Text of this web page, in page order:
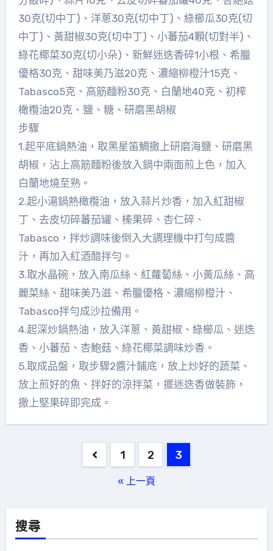
30克(切中丁)、洋蔥30克(切中丁)、綠櫛瓜30克(切
中丁)、黃甜椒30克(切中丁)、小蕃茄4顆(切對半)、
綠花椰菜30克(切小朵)、新鮮迷迭香碎1小根、希臘
優格30克、甜味美乃滋20克、濃縮柳橙汁15克、
Tabasco5克、高筋麵粉30克、白蘭地40克、初榨
橄欖油20克、鹽、糖、研磨黑胡椒
步驟
1.起平底鍋熱油，取黑星笛鯛撒上研磨海鹽、研磨黑
胡椒，沾上高筋麵粉後放入鍋中兩面煎上色，加入
白蘭地燒至熟。
2.起小湯鍋熱橄欖油，放入蒜片炒香，加入紅甜椒
丁、去皮切碎蕃茄罐、榛果碎、杏仁碎、
Tabasco，拌炒調味後倒入大調理機中打勻成醬
汁，再加入紅酒醋拌勻。
3.取水晶碗，放入南瓜絲、紅蘿蔔絲、小黃瓜絲、高
麗菜絲、甜味美乃滋、希臘優格、濃縮柳橙汁、
Tabasco拌勻成沙拉備用。
4.起深炒鍋熱油，放入洋蔥、黃甜椒、綠櫛瓜、迷迭
香、小蕃茄、杏鮑菇、綠花椰菜調味炒香。
5.取成品盤，取步驟2醬汁鋪底，放上炒好的蔬菜、
放上煎好的魚、拌好的涼拌菜，擺迷迭香做裝飾，
撒上堅果碎即完成。
頁
1 2 3
« 上一頁
搜尋